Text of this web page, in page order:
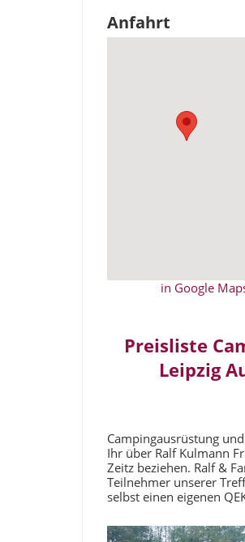
Anfahrt
in Google
Preisliste
Leipzig
Campingausrüstung
Ihr über Ralf Kulmann
Zeitz beziehen. Ralf &
Teilnehmer unserer
selbst einen eigenen